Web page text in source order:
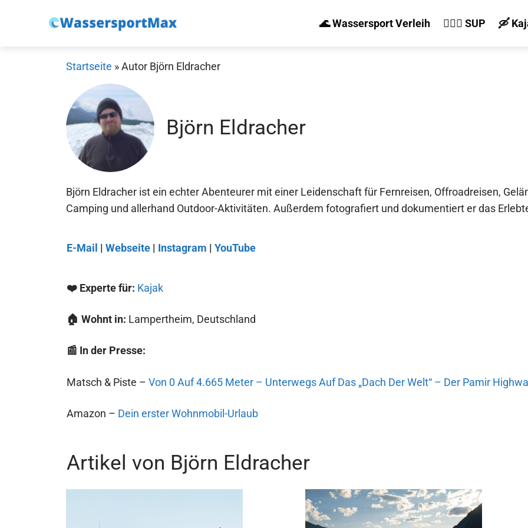
🌊 Wassersport Verleih 🏄‍♀️🛶 SUP 🛶
Startseite »Autor Björn Eldracher
Björn Eldracher
Björn Eldracher ist ein echter Abenteurer mit einer Leidenschaft für Fernreisen, Offroadreisen,
Camping und allerhand Outdoor-Aktivitäten. Außerdem fotografiert und dokumentiert er das
E-Mail | Webseite | Instagram | YouTube
❤️ Experte für: Kajak
🏠 Wohnt in: Lampertheim, Deutschland
📰 In der Presse:
Matsch & Piste – Von 0 Auf 4.665 Meter – Unterwegs Auf Das „Dach Der Welt“ – Der Pamir
Amazon – Dein erster Wohnmobil-Urlaub
Artikel von Björn Eldracher